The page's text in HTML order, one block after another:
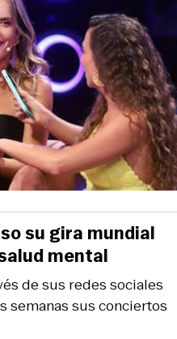
de sus redes sociales
semanas sus conciertos
su gira mundial
mental